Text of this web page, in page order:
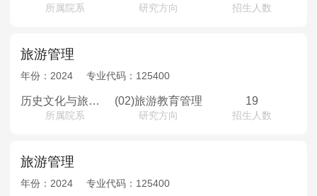
院校库 考试报名 招生政策
报名流程
MPAcc会计专硕
院校库 考试报名 招生政策 学制学费
报名流程
考试真题
报考经验 招生简章
MTA旅游管理
院校库 考试报名 招生政策
所属院系 研究方向 招生人数
旅游管理
年份： 2024 专业代码： 125400
历史文化与旅游学院
所属院系
(02)旅游教育管理
研究方向
19
招生人数
旅游管理
年份： 2024 专业代码： 125400